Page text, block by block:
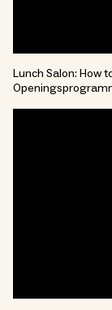
Lunch Salon: How